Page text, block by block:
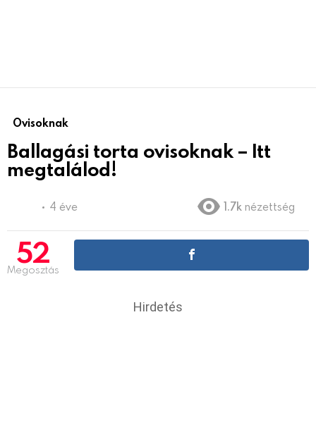
Ovisoknak
Ballagási torta ovisoknak – Itt
megtalálod!
4 éve 1.7k nézettség
52
Megosztás
Hirdetés